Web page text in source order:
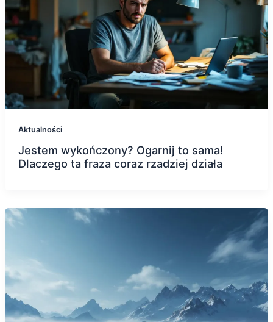
Aktualności
Jestem wykończony? Ogarnij to sama!
Dlaczego ta fraza coraz rzadziej działa